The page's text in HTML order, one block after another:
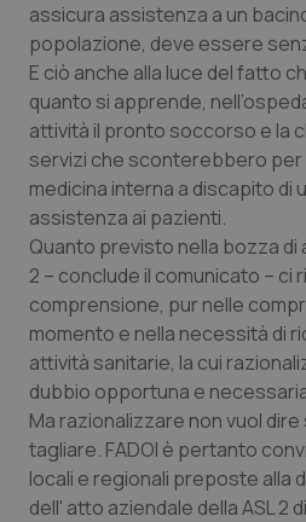
Provincia Autonoma di
Provincia Autonoma di
Puglia
Sardegna
Sicilia
Toscana
Umbria
Valle D’Aosta
Infezioni & Febbre
Ipertensione &
Malattie rare
Malattia di Crohn &
Neuroscienze &
Obesità
Oftalmologia
Oncodermatologia
assicura assistenza a un
popolazione, deve essere
E ciò anche alla luce del fatto
quanto si apprende,
attività il pronto soccorso e la
servizi che sconterebbero per
medicina interna a discapito di
assistenza ai pazienti.
Quanto previsto nella bozza di
2 – conclude il comunicato – ci
comprensione, pur nelle
momento e nella necessità di
attività sanitarie, la cui
dubbio opportuna e
Ma razionalizzare non vuol
tagliare. FADOI è pertanto
locali e regionali preposte alla
dell' atto aziendale della ASL 2